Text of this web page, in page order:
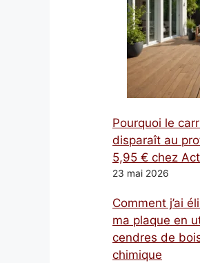
Pourquoi le
disparaît au
5,95 € chez
23 mai 2026
Comment j’ai
ma plaque en
cendres de
chimique